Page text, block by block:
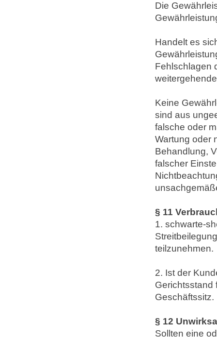
Die
Handelt es
Fehlschlagen
Keine
sind aus
falsche oder
Wartung oder
Behandlung,
falscher
§ 11
1. schwarte-
teilzunehmen.
2. Ist der
Gerichtsstand
Geschäftssitz.
§ 12
Sollten eine